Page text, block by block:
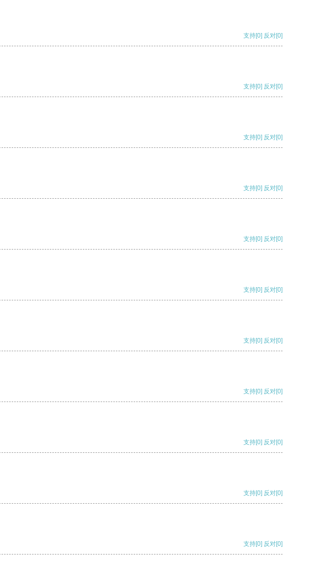
支持[0] 反对[0]
支持[0] 反对[0]
支持[0] 反对[0]
支持[0] 反对[0]
支持[0] 反对[0]
支持[0] 反对[0]
支持[0] 反对[0]
支持[0] 反对[0]
支持[0] 反对[0]
支持[0] 反对[0]
支持[0] 反对[0]